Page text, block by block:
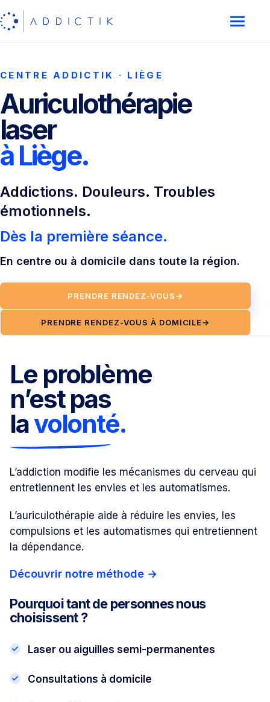
CENTRE ADDICTIK · LIÈGE
Auriculothérapie
laser
à Liège.
Addictions. Douleurs. Troubles
émotionnels.
Dès la première séance.
En centre ou à domicile dans toute la région.
PRENDRE RENDEZ-VOUS→
PRENDRE RENDEZ-VOUS À DOMICILE→
Le problème
n’est pas
lavolonté.
L’addiction modifie les mécanismes du cerveau qui
entretiennent les envies et les automatismes.
L’auriculothérapie aide à réduire les envies, les
compulsions et les automatismes qui entretiennent
la dépendance.
Découvrir notre méthode →
Pourquoi tant de personnes nous
choisissent ?
Laser ou aiguilles semi-permanentes
Consultations à domicile